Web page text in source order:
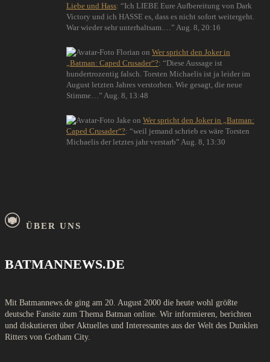
Liebe und Hass: “Ich LIEBE Eure Aufbereitung von Dark
Victory und ich HASSE es, dass es nicht sofort weitergeht.
War wieder sehr unterhaltsam.… ” Aug. 8, 20:16
Florian on Wer spricht den Joker in
„Batman: Caped Crusader“?: “Diese Aussage ist
hundertrozentig falsch. Torsten Michaelis ist ja leider im
August letzten Jahres verstorben. Wie gesagt, die neue
Stimme… ” Aug. 8, 13:48
Jake on Wer spricht den Joker in „Batman:
Caped Crusader“?: “weil jemand schrieb es wäre Torsten
Michaelis der letztes jahr verstarb” Aug. 8, 13:30
ÜBER UNS
BATMANNEWS.DE
Mit Batmannews.de ging am 20. August 2000 die heute wohl größte
deutsche Fansite zum Thema Batman online. Wir informieren, berichten
und diskutieren über Aktuelles und Interessantes aus der Welt des Dunklen
Ritters von Gotham City.